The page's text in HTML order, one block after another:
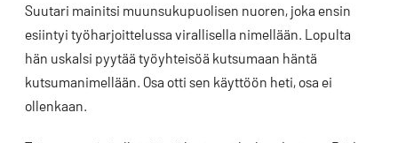
Suutari mainitsi muunsukupuolisen nuoren, joka ensin
esiintyi työharjoittelussa virallisella nimellään. Lopulta
hän uskalsi pyytää työyhteisöä kutsumaan häntä
kutsumanimellään. Osa otti sen käyttöön heti, osa ei
ollenkaan.